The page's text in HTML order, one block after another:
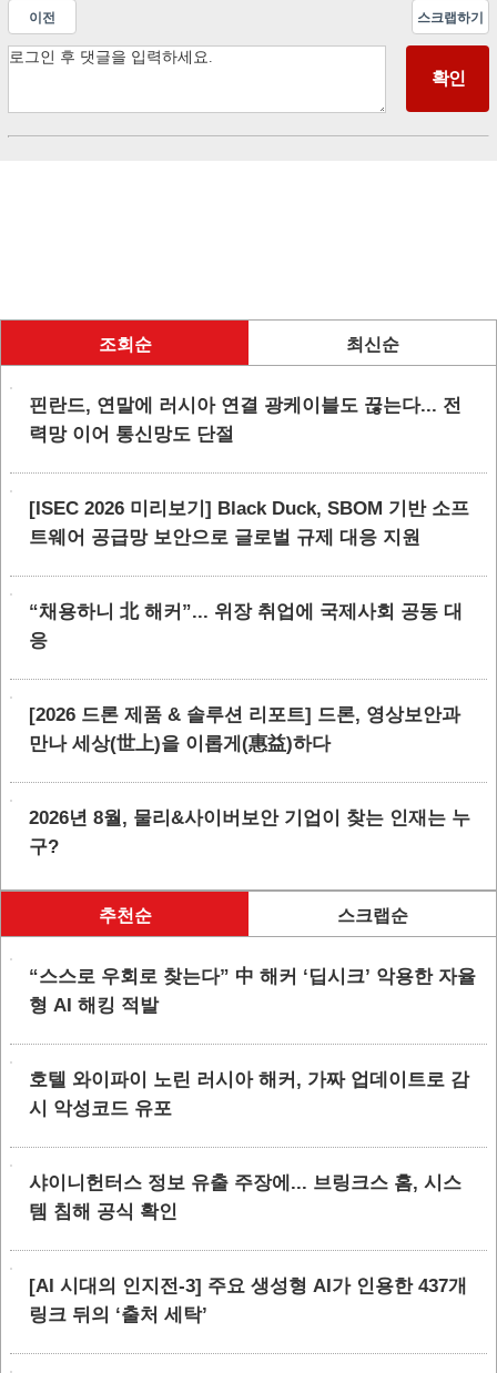
이전 스크랩하기
조회순 최신순
핀란드, 연말에 러시아 연결 광케이블도 끊는다... 전
력망 이어 통신망도 단절
[ISEC 2026 미리보기] Black Duck, SBOM 기반 소프
트웨어 공급망 보안으로 글로벌 규제 대응 지원
“채용하니 北 해커”... 위장 취업에 국제사회 공동 대
응
[2026 드론 제품 & 솔루션 리포트] 드론, 영상보안과
만나 세상(世上)을 이롭게(惠益)하다
2026년 8월, 물리&사이버보안 기업이 찾는 인재는 누
구?
추천순 스크랩순
“스스로 우회로 찾는다” 中 해커 ‘딥시크’ 악용한 자율
형 AI 해킹 적발
호텔 와이파이 노린 러시아 해커, 가짜 업데이트로 감
시 악성코드 유포
샤이니헌터스 정보 유출 주장에... 브링크스 홈, 시스
템 침해 공식 확인
[AI 시대의 인지전-3] 주요 생성형 AI가 인용한 437개
링크 뒤의 ‘출처 세탁’